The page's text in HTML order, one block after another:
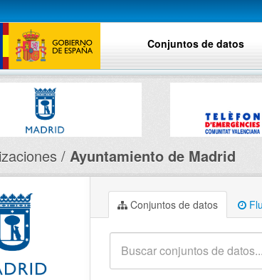
Conjuntos de datos
Ayuntamiento de Madrid
Conjuntos de datos